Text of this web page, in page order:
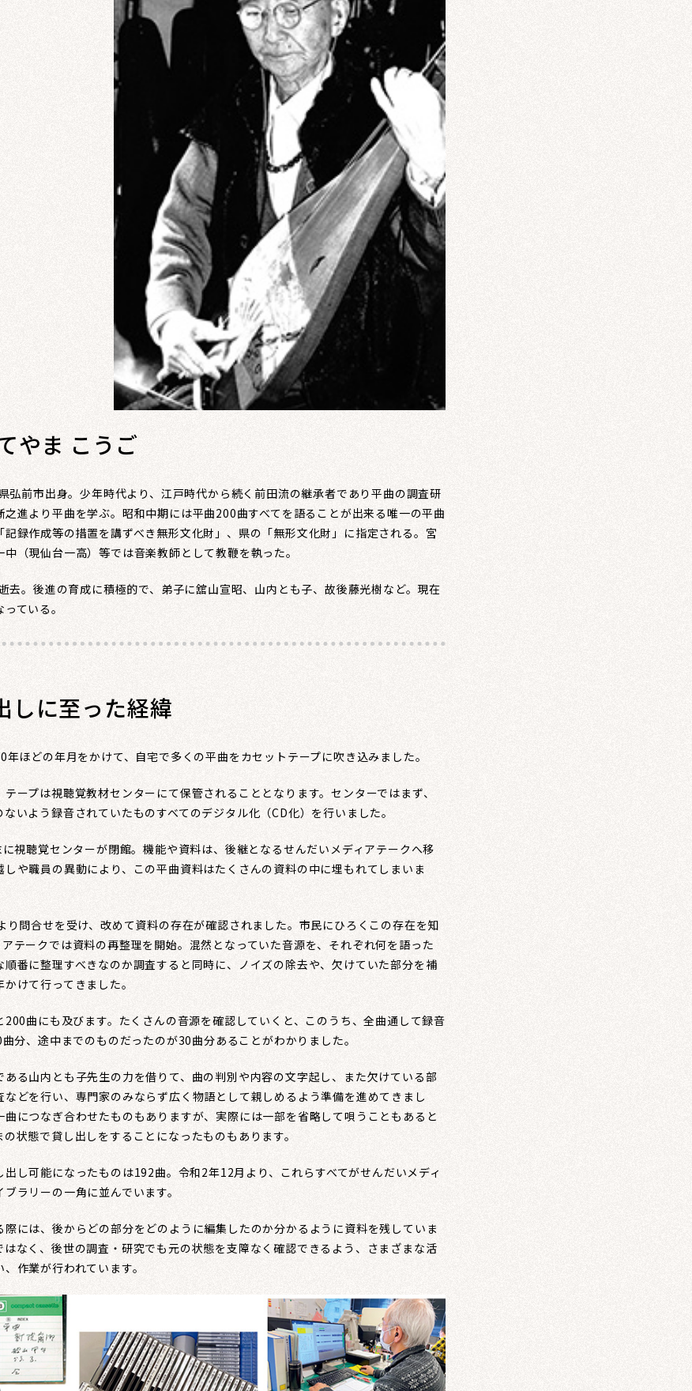
やま こうご
前市出身。少年時代より、江戸時代から続く前田流の継承者であり平曲の調査研
之進より平曲を学ぶ。昭和中期には平曲200曲すべてを語ることが出来る唯一の平曲
録作成等の措置を講ずべき無形文化財」、県の「無形文化財」に指定される。宮
（現仙台一高）等では音楽教師として教鞭を執った。
。後進の育成に積極的で、弟子に舘山宣昭、山内とも子、故後藤光樹など。現在
ている。
しに至った経緯
ほどの年月をかけて、自宅で多くの平曲をカセットテープに吹き込みました。
ープは視聴覚教材センターにて保管されることとなります。センターではまず、
いよう録音されていたものすべてのデジタル化（CD化）を行いました。
視聴覚センターが閉館。機能や資料は、後継となるせんだいメディアテークへ移
や職員の異動により、この平曲資料はたくさんの資料の中に埋もれてしまいま
問合せを受け、改めて資料の存在が確認されました。市民にひろくこの存在を知
テークでは資料の再整理を開始。混然となっていた音源を、それぞれ何を語った
順番に整理すべきなのか調査すると同時に、ノイズの除去や、欠けていた部分を補
けて行ってきました。
曲にも及びます。たくさんの音源を確認していくと、このうち、全曲通して録音
分、途中までのものだったのが30曲分あることがわかりました。
る山内とも子先生の力を借りて、曲の判別や内容の文字起し、また欠けている部
どを行い、専門家のみならず広く物語として親しめるよう準備を進めてきまし
につなぎ合わせたものもありますが、実際には一部を省略して唄うこともあると
状態で貸し出しをすることになったものもあります。
し可能になったものは192曲。令和2年12月より、これらすべてがせんだいメディ
ラリーの一角に並んでいます。
には、後からどの部分をどのように編集したのか分かるように資料を残していま
なく、後世の調査・研究でも元の状態を支障なく確認できるよう、さまざまな活
作業が行われています。